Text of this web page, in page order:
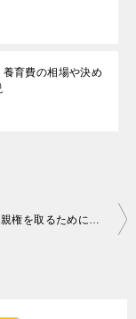
育費の相場や決め
父親として親権を取るために知っておくべきこと 男性の離婚における親権・養育費・財産分与の法律知識【2026年4月民法改正対応】